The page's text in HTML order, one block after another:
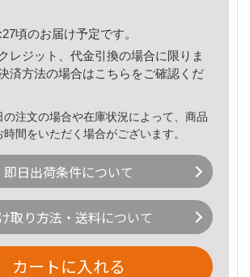
頃のお届け予定です。
レジット、代金引換の場合に限りま
済方法の場合はこちら をご確認くだ
注文の場合や在庫状況によって、商品
間をいただく場合がございます。
即日出荷条件について
取り方法・送料について
カートに入れる